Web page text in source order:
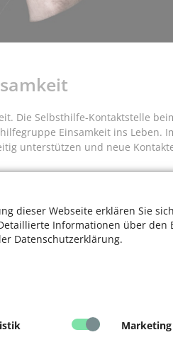
dieser Webseite erklären Sie
Informationen über den
Datenschutzerklärung.
Marketing
Die Selbsthilfe-Kontaktstelle
Einsamkeit ins Leben.
unterstützen und neue